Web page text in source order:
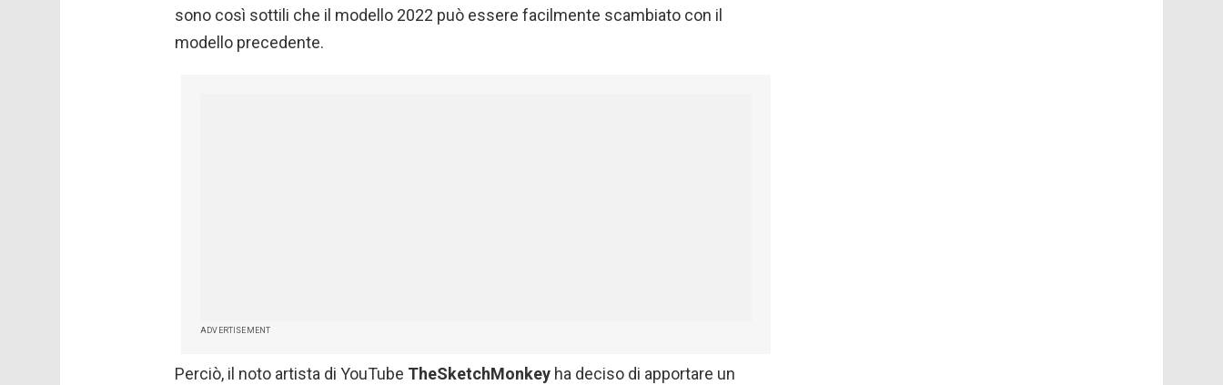
sono così sottili che il modello 2022 può essere facilmente scambiato con il
modello precedente.
ADVERTISEMENT
Perciò, il noto artista di YouTube TheSketchMonkey ha deciso di apportare un